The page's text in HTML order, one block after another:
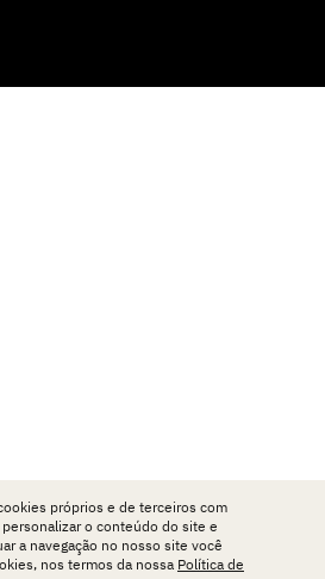
próprios e de terceiros com
o conteúdo do site e
a navegação no nosso site você
nos termos da nossa Política de